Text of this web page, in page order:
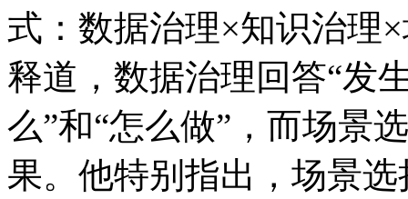
式：数据治理×知识治
释道，数据治理回答“发
么”和“怎么做”，而场
果。他特别指出，场景